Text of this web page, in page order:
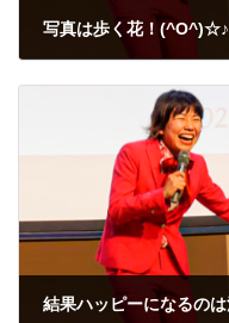
写真は歩く花！(^O^)☆♪